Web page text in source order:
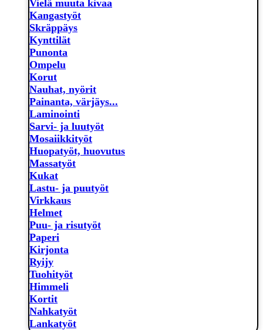
Vielä muuta kivaa
Kangastyöt
Skräppäys
Kynttilät
Punonta
Ompelu
Korut
Nauhat, nyörit
Painanta, värjäys...
Laminointi
Sarvi- ja luutyöt
Mosaiikkityöt
Huopatyöt, huovutus
Massatyöt
Kukat
Lastu- ja puutyöt
Virkkaus
Helmet
Puu- ja risutyöt
Paperi
Kirjonta
Ryijy
Tuohityöt
Himmeli
Kortit
Nahkatyöt
Lankatyöt